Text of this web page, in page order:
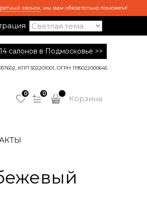
звонок, мы вам обязательно поможем!
14 салонов в Подмосковье >>
КПП 502201001, ОГРН 1195022000645
0 0
Корзина